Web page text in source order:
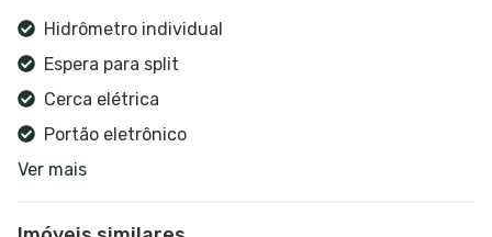
Interfone
Hidrômetro individual
Espera para split
Cerca elétrica
Portão eletrônico
Alarme
Ver mais